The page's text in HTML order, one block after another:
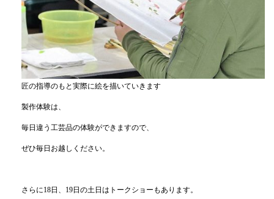
匠の指導のもと実際に絵を描いていきます
製作体験は、
毎日違う工芸品の体験ができますので、
ぜひ毎日お越しください。
さらに18日、19日の土日はトークショーもあります。